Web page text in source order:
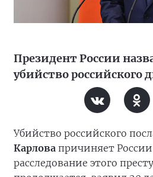
Президент России
убийство российского
Убийство российского
Карлова причиняет
расследование этого